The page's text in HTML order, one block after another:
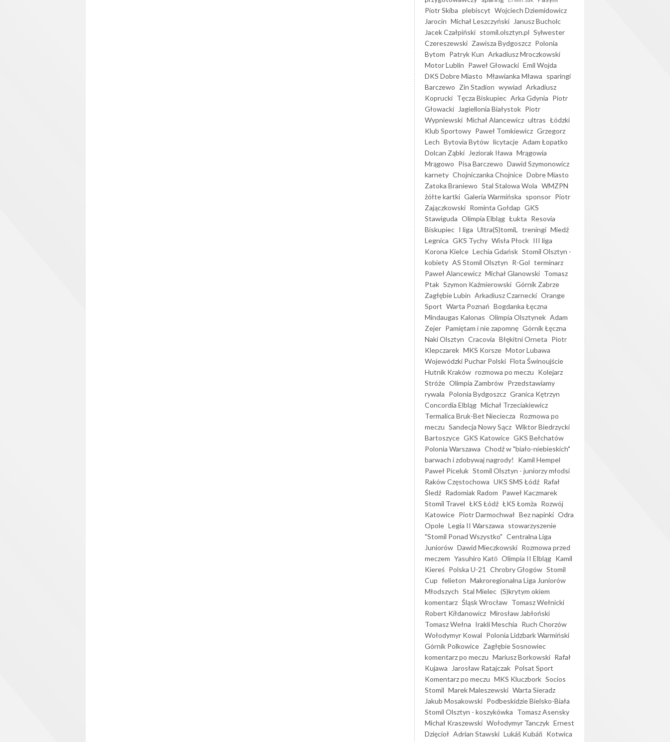
Piotr Skiba plebiscyt Wojciech Dziemidowicz
Jarocin Michał Leszczyński
Janusz Bucholc
Jacek Czałpiński stomil.olsztyn.pl Sylwester
Czereszewski Zawisza Bydgoszcz Polonia
Bytom Patryk Kun Arkadiusz Mroczkowski
Motor Lublin Paweł Głowacki Emil Wojda
DKS Dobre Miasto Mławianka Mława sparingi
Barczewo Zin Stadion wywiad Arkadiusz
Koprucki Tęcza Biskupiec Arka Gdynia Piotr
Głowacki
Jagiellonia Białystok Piotr
Wypniewski Michał Alancewicz ultras Łódzki
Klub Sportowy Paweł Tomkiewicz Grzegorz
Lech Bytovia Bytów licytacje Adam Łopatko
Dolcan Ząbki
Jeziorak Iława Mrągowia
Mrągowo Pisa Barczewo Dawid Szymonowicz
karnety Chojniczanka Chojnice Dobre Miasto
Zatoka Braniewo Stal Stalowa Wola WMZPN
żółte kartki Galeria Warmińska sponsor Piotr
Zajączkowski Rominta Gołdap GKS
Stawiguda Olimpia Elbląg Łukta Resovia
Biskupiec I liga Ultra(S)tomiL treningi Miedź
Legnica GKS Tychy Wisła Płock III liga
Korona Kielce Lechia Gdańsk Stomil Olsztyn -
kobiety AS Stomil Olsztyn R-Gol terminarz
Paweł Alancewicz Michał Glanowski Tomasz
Ptak Szymon Kaźmierowski Górnik Zabrze
Zagłębie Lubin Arkadiusz Czarnecki Orange
Sport Warta Poznań Bogdanka Łęczna
Mindaugas Kalonas Olimpia Olsztynek Adam
Zejer Pamiętam i nie zapomnę Górnik Łęczna
Naki Olsztyn Cracovia Błękitni Orneta Piotr
Klepczarek MKS Korsze Motor Lubawa
Wojewódzki Puchar Polski Flota Świnoujście
Hutnik Kraków rozmowa po meczu Kolejarz
Stróże Olimpia Zambrów Przedstawiamy
rywala Polonia Bydgoszcz Granica Kętrzyn
Concordia Elbląg Michał Trzeciakiewicz
Termalica Bruk-Bet Nieciecza Rozmowa po
meczu Sandecja Nowy Sącz Wiktor Biedrzycki
Bartoszyce GKS Katowice GKS Bełchatów
Polonia Warszawa Chodź w "biało-niebieskich"
barwach i zdobywaj nagrody!
Kamil Hempel
Paweł Piceluk Stomil Olsztyn - juniorzy młodsi
Raków Częstochowa UKS SMS Łódź Rafał
Śledź Radomiak Radom Paweł Kaczmarek
Stomil Travel ŁKS Łódź ŁKS Łomża Rozwój
Katowice Piotr Darmochwał Bez napinki Odra
Opole Legia II Warszawa stowarzyszenie
"Stomil Ponad Wszystko" Centralna Liga
Juniorów Dawid Mieczkowski Rozmowa przed
meczem Yasuhiro Katō Olimpia II Elbląg Kamil
Kiereś Polska U-21 Chrobry Głogów Stomil
Cup felieton Makroregionalna Liga Juniorów
Młodszych Stal Mielec (S)krytym okiem
komentarz Śląsk Wrocław Tomasz Wełnicki
Robert Kiłdanowicz Mirosław Jabłoński
Tomasz Wełna Irakli Meschia Ruch Chorzów
Wołodymyr Kowal Polonia Lidzbark Warmiński
Górnik Polkowice Zagłębie Sosnowiec
komentarz po meczu Mariusz Borkowski Rafał
Kujawa
Jarosław Ratajczak Polsat Sport
Komentarz po meczu MKS Kluczbork Socios
Stomil Marek Maleszewski Warta Sieradz
Jakub Mosakowski Podbeskidzie Bielsko-Biała
Stomil Olsztyn - koszykówka Tomasz Asensky
Michał Kraszewski Wołodymyr Tanczyk Ernest
Dzięcioł Adrian Stawski Lukáš Kubáň Kotwica